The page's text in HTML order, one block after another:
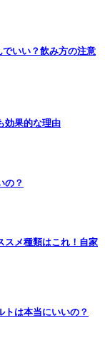
いい？飲み方の注意
効果的な理由
の？
スメ種類はこれ！自家
トは本当にいいの？